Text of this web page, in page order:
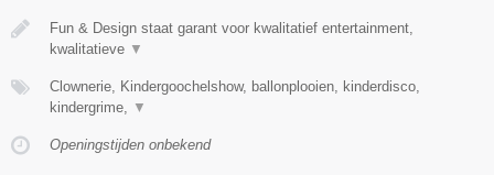
Fun & Design staat garant voor kwalitatief entertainment,
kwalitatieve ▼
Clownerie, Kindergoochelshow, ballonplooien, kinderdisco,
kindergrime,
▼
Openingstijden onbekend